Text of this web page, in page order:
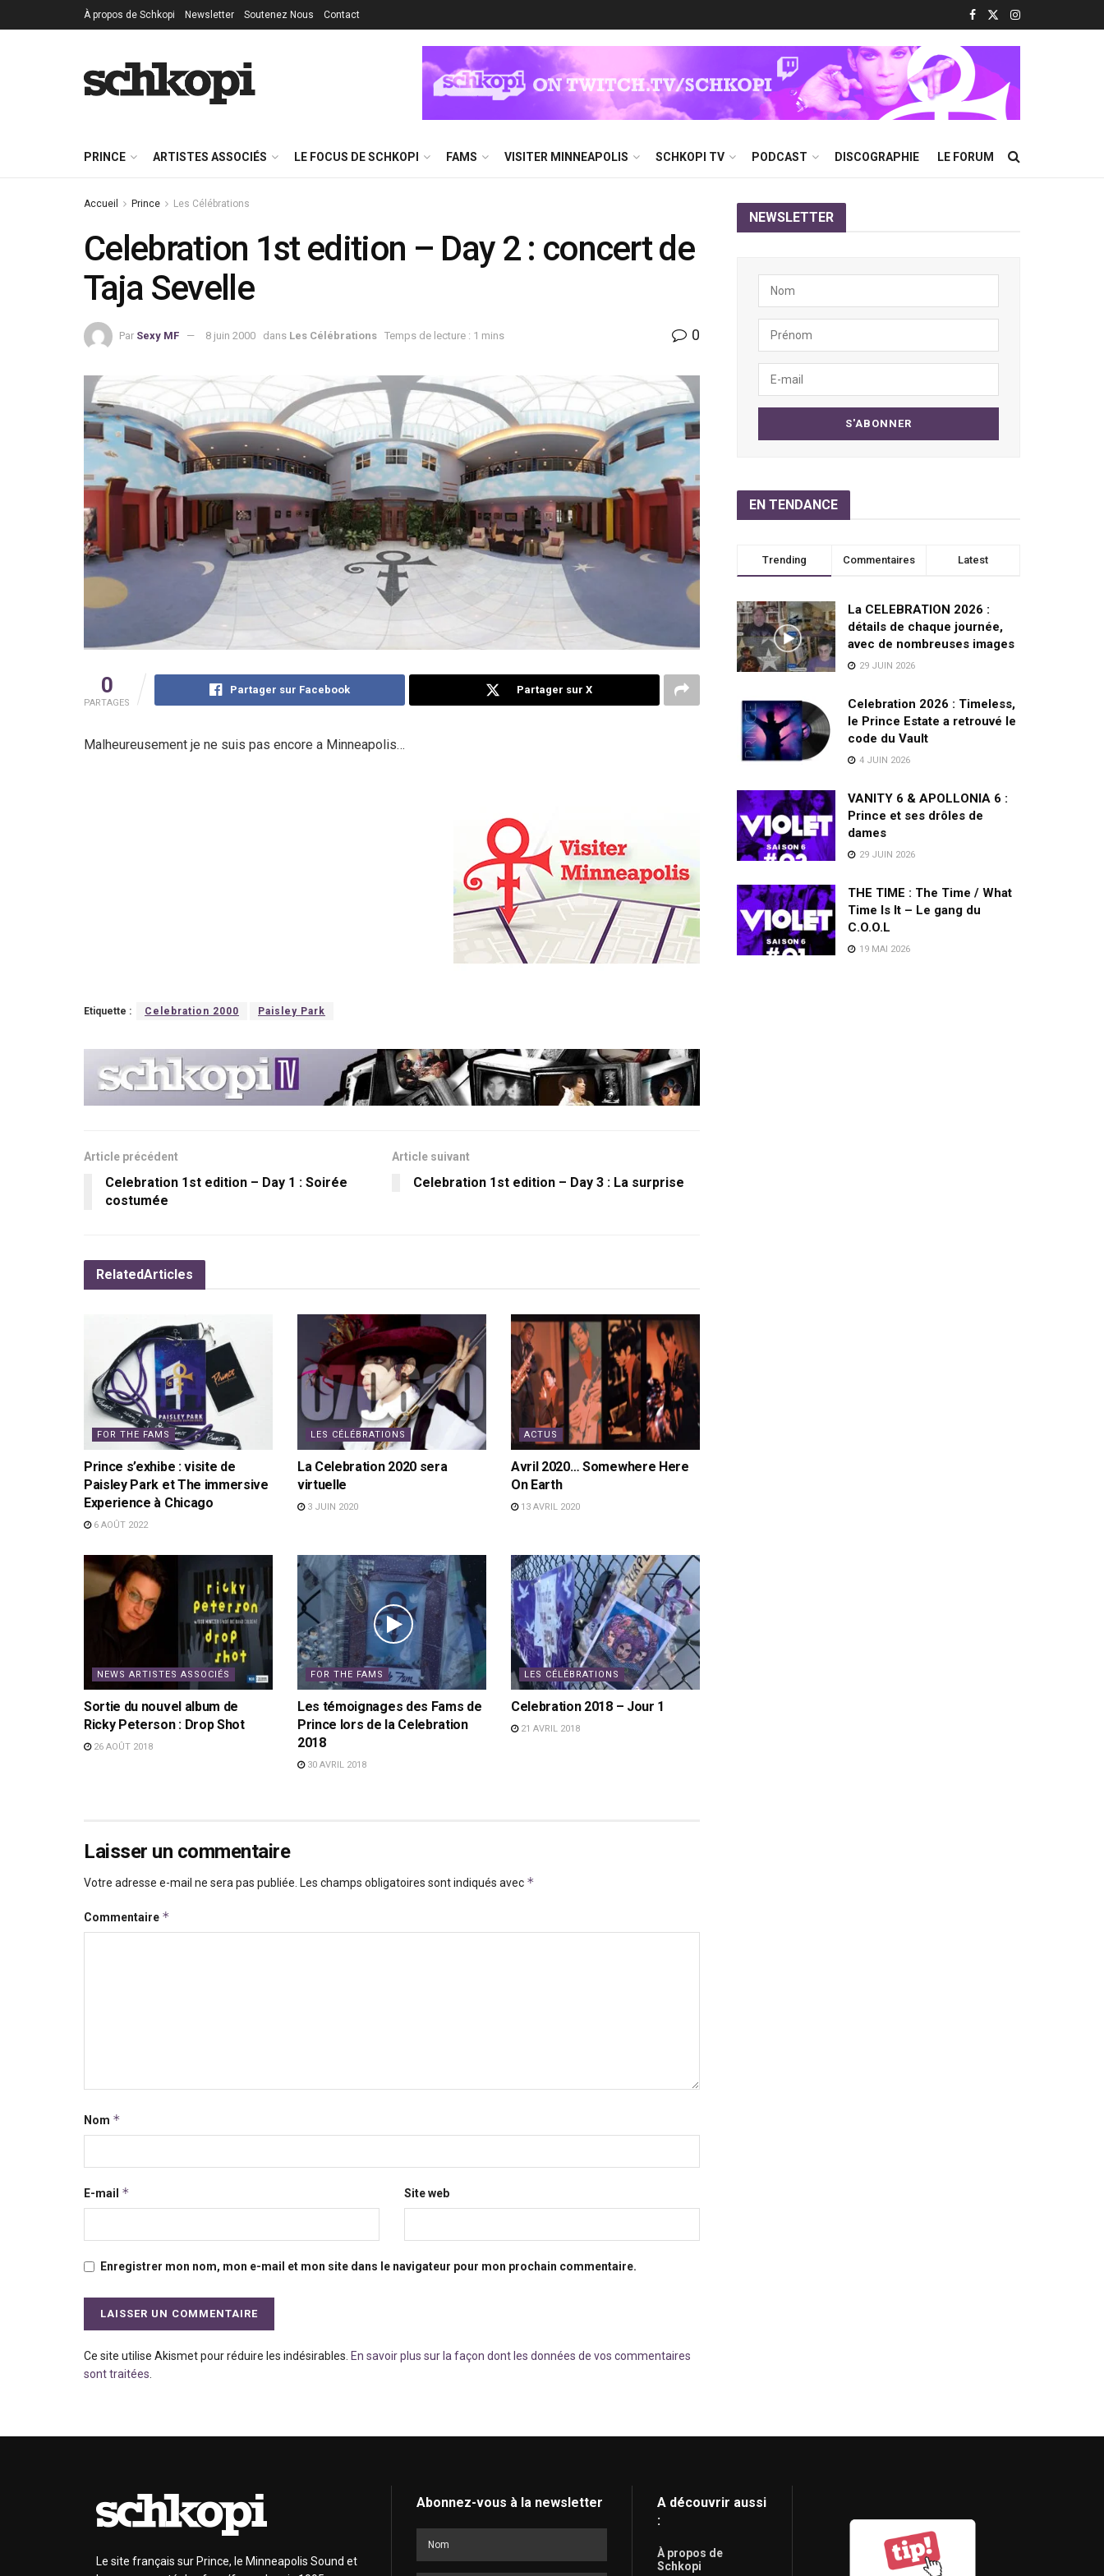
À propos de Schkopi Newsletter Soutenez Nous Contact
PRINCE ARTISTES ASSOCIÉS LE FOCUS DE SCHKOPI FAMS VISITER MINNEAPOLIS SCHKOPI TV PODCAST DISCOGRAPHIE LE FORUM
Accueil Prince Les Célébrations
Celebration 1st edition – Day 2 : concert de
Taja Sevelle
Par Sexy MF 8 juin 2000 dans Les Célébrations Temps de lecture : 1 mins 0
0
PARTAGES
Partager sur Facebook Partager sur X
Malheureusement je ne suis pas encore a Minneapolis…
Etiquette : Celebration 2000 Paisley Park
Article précédent
Celebration 1st edition – Day 1 : Soirée
costumée
Article suivant
Celebration 1st edition – Day 3 : La surprise
RelatedArticles
FOR THE FAMS
Prince s’exhibe : visite de
Paisley Park et The immersive
Experience à Chicago
6 AOÛT 2022
LES CÉLÉBRATIONS
La Celebration 2020 sera
virtuelle
3 JUIN 2020
ACTUS
Avril 2020… Somewhere Here
On Earth
13 AVRIL 2020
NEWS ARTISTES ASSOCIÉS
Sortie du nouvel album de
Ricky Peterson : Drop Shot
26 AOÛT 2018
FOR THE FAMS
Les témoignages des Fams de
Prince lors de la Celebration
2018
30 AVRIL 2018
LES CÉLÉBRATIONS
Celebration 2018 – Jour 1
21 AVRIL 2018
Laisser un commentaire
Votre adresse e-mail ne sera pas publiée. Les champs obligatoires sont indiqués avec *
Commentaire *
Nom *
E-mail * Site web
Enregistrer mon nom, mon e-mail et mon site dans le navigateur pour mon prochain commentaire.
Ce site utilise Akismet pour réduire les indésirables. En savoir plus sur la façon dont les données de vos commentaires
sont traitées.
NEWSLETTER
EN TENDANCE
Trending Commentaires Latest
La CELEBRATION 2026 :
détails de chaque journée,
avec de nombreuses images
29 JUIN 2026
Celebration 2026 : Timeless,
le Prince Estate a retrouvé le
code du Vault
4 JUIN 2026
VANITY 6 & APOLLONIA 6 :
Prince et ses drôles de
dames
29 JUIN 2026
THE TIME : The Time / What
Time Is It – Le gang du
C.O.O.L
19 MAI 2026
Le site français sur Prince, le Minneapolis Sound et
Abonnez-vous à la newsletter
A découvrir aussi
:
À propos de
Schkopi